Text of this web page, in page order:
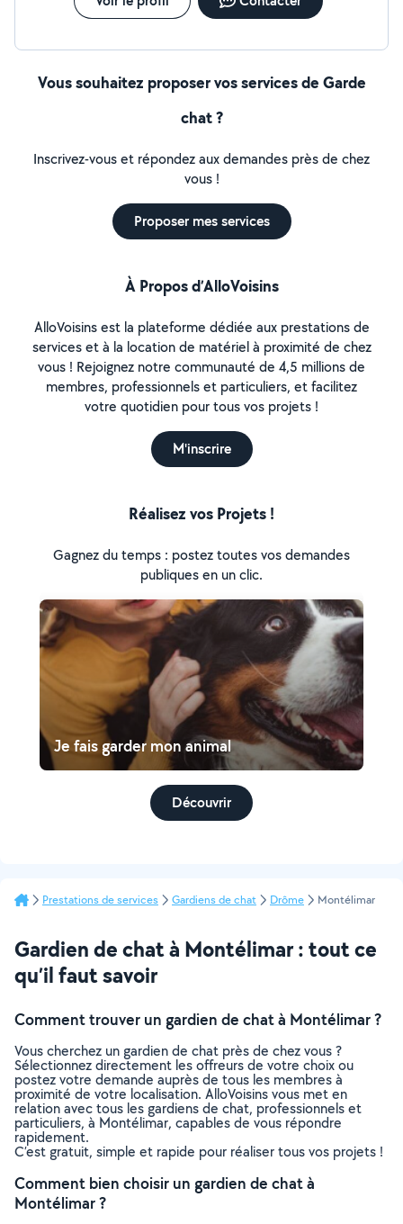
Vous souhaitez proposer vos services de Garde
chat ?
Inscrivez-vous et répondez aux demandes près de chez
vous !
Proposer mes services
À Propos d’AlloVoisins
AlloVoisins est la plateforme dédiée aux prestations de
services et à la location de matériel à proximité de chez
vous ! Rejoignez notre communauté de 4,5 millions de
membres, professionnels et particuliers, et facilitez
votre quotidien pour tous vos projets !
M'inscrire
Réalisez vos Projets !
Gagnez du temps : postez toutes vos demandes
publiques en un clic.
Je fais garder mon animal
Découvrir
Prestations de services Gardiens de chat Drôme Montélimar
Gardien de chat à Montélimar : tout ce
qu’il faut savoir
Comment trouver un gardien de chat à Montélimar ?
Vous cherchez un gardien de chat près de chez vous ?
Sélectionnez directement les offreurs de votre choix ou
postez votre demande auprès de tous les membres à
proximité de votre localisation. AlloVoisins vous met en
relation avec tous les gardiens de chat, professionnels et
particuliers, à Montélimar, capables de vous répondre
rapidement.
C’est gratuit, simple et rapide pour réaliser tous vos projets !
Comment bien choisir un gardien de chat à
Montélimar ?